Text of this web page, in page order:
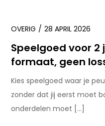
OVERIG 28 APRIL 2026
Speelgoed voor 2
formaat, geen
Kies speelgoed waar je
zonder dat jij eerst moet
onderdelen moet […]